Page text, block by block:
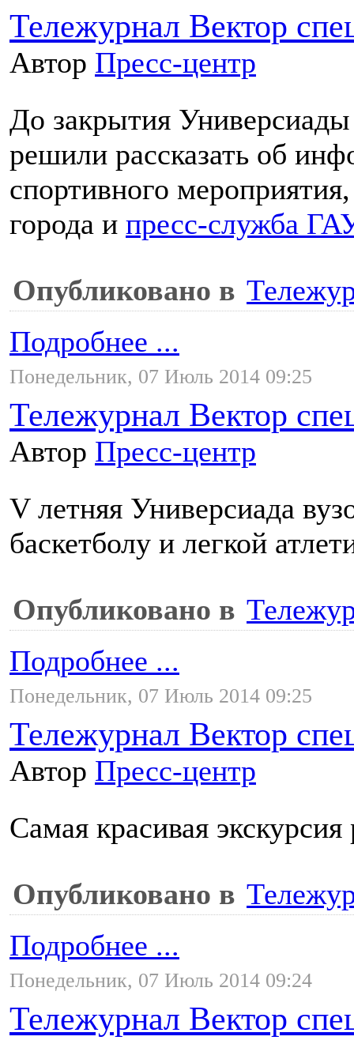
Тележурнал Вектор
Автор Пресс-центр
До закрытия
решили рассказать об
спортивного
города и пресс-служба
Опубликовано в
Подробнее ...
Понедельник, 07 Июль 2014 09:25
Тележурнал Вектор
Автор Пресс-центр
V летняя Универсиада
баскетболу и легкой
Опубликовано в
Подробнее ...
Понедельник, 07 Июль 2014 09:25
Тележурнал Вектор
Автор Пресс-центр
Самая красивая
Опубликовано в
Подробнее ...
Понедельник, 07 Июль 2014 09:24
Тележурнал Вектор